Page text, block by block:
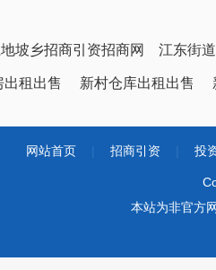
坡乡招商引资招商网 江东街
出租出售 新村仓库出租出售
网站首页 招商引资 投
本站为非官方